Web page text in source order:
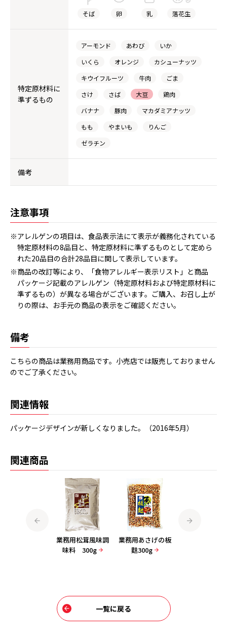
そば 卵 乳 落花生
特定原材料に
準ずるもの
アーモンド あわび
いか
いくら
オレンジ
カシューナッツ
キウイフルーツ
牛肉
ごま
さけ
さば 大豆
鶏肉
バナナ
豚肉
マカダミアナッツ
もも
やまいも
りんご
ゼラチン
備考
注意事項
※アレルゲンの項目は、食品表示法にて表示が義務化されている
特定原材料の8品目と、特定原材料に準ずるものとして定めら
れた20品目の合計28品目に関して表示しています。
※商品の改訂等により、「食物アレルギー表示リスト」と商品
パッケージ記載のアレルゲン（特定原材料および特定原材料に
準ずるもの）が異なる場合がございます。ご購入、お召し上が
りの際は、お手元の商品の表示をご確認ください。
備考
こちらの商品は業務用商品です。小売店では販売しておりません
のでご了承ください。
関連情報
パッケージデザインが新しくなりました。（2016年5月）
関連商品
業務用松茸風味調
味料 300g
業務用あさげの板
麩300g
一覧に戻る